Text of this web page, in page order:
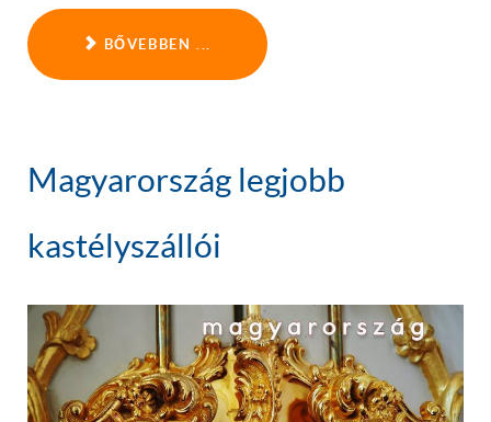
BŐVEBBEN ...
Magyarország legjobb
kastélyszállói